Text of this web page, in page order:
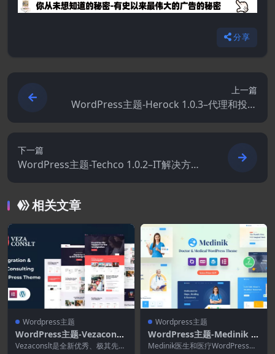
分享
上一篇
WordPress主题-Herock 1.0.3–代理和投资
组合WordPress主题
下一篇
WordPress主题-Techco 1.0.2–IT解决方案
和商业WordPress主题
相关文章
Wordpress主题
WordPress主题-Vezaconslt
1.3–移民和签证咨询WordPr
Vezaconslt是全新优秀、极其先进
Wordpress主题
WordPress主题-Medinik 1.
3.7–医生和医疗WordPress
Medinik医生和医疗WordPress主